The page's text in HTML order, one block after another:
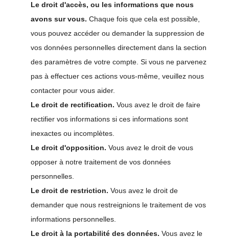
Le droit d'accès, ou les informations que nous
avons sur vous. Chaque fois que cela est possible,
vous pouvez accéder ou demander la suppression de
vos données personnelles directement dans la section
des paramètres de votre compte. Si vous ne parvenez
pas à effectuer ces actions vous-même, veuillez nous
contacter pour vous aider.
Le droit de rectification. Vous avez le droit de faire
rectifier vos informations si ces informations sont
inexactes ou incomplètes.
Le droit d'opposition. Vous avez le droit de vous
opposer à notre traitement de vos données
personnelles.
Le droit de restriction. Vous avez le droit de
demander que nous restreignions le traitement de vos
informations personnelles.
Le droit à la portabilité des données. Vous avez le